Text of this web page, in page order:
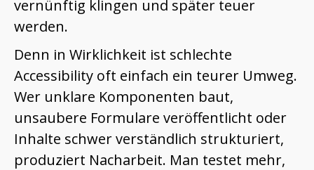
vernünftig klingen und später teuer
werden.
Denn in Wirklichkeit ist schlechte
Accessibility oft einfach ein teurer Umweg.
Wer unklare Komponenten baut,
unsaubere Formulare veröffentlicht oder
Inhalte schwer verständlich strukturiert,
produziert Nacharbeit. Man testet mehr,